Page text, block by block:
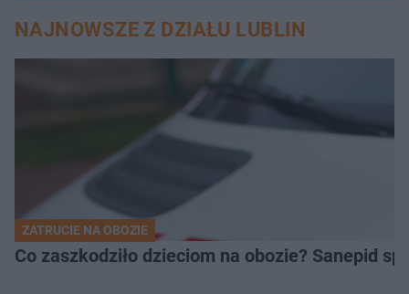
NAJNOWSZE Z DZIAŁU LUBLIN
ZATRUCIE NA OBOZIE
Co zaszkodziło dzieciom na obozie? Sanepid